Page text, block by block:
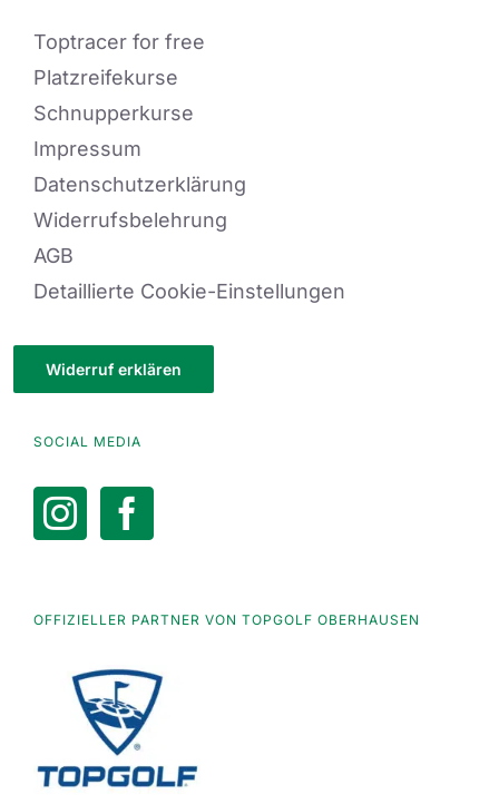
Toptracer for free
Platzreifekurse
Schnupperkurse
Impressum
Datenschutzerklärung
Widerrufsbelehrung
AGB
Detaillierte Cookie-Einstellungen
Widerruf erklären
SOCIAL MEDIA
OFFIZIELLER PARTNER VON TOPGOLF OBERHAUSEN